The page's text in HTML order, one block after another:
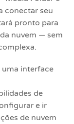
conectar seu
pronto para
nuvem — sem
interface
de
e ir
de nuvem